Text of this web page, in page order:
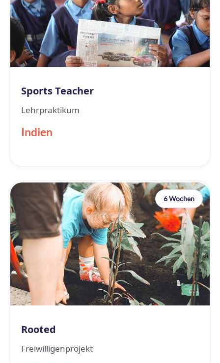
Sports Teacher
Lehrpraktikum
Indien
6 Wochen
Rooted
Freiwilligenprojekt